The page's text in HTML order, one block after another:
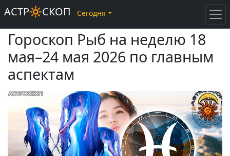
Гороскоп Рыб на неделю 18
мая–24 мая 2026 по главным
аспектам
АСТР🔆СКОП Сегодня